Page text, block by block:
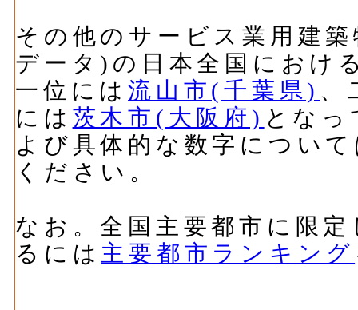
その他のサービス業用建
データ)の日本全国におけ
一位には流山市(千葉県) 、
には 茨木市(大阪府) とな
よび具体的な数字につい
ください。
なお。全国主要都市に限
るには 主要都市ランキング